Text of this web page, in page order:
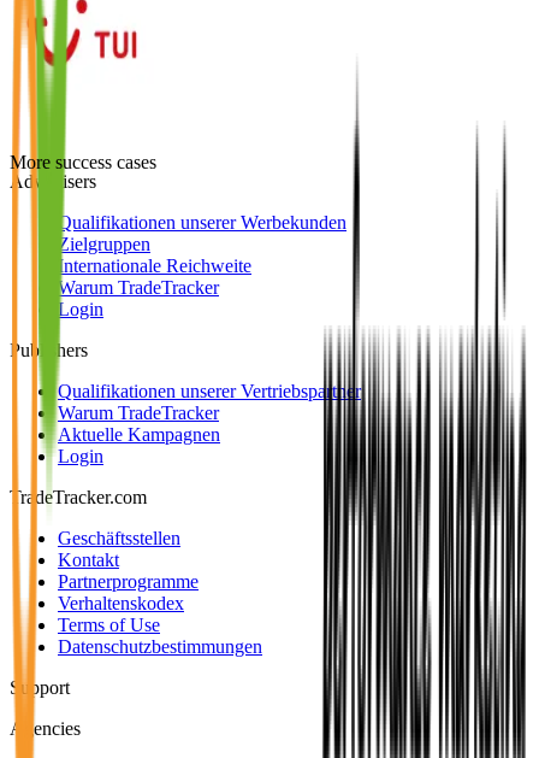
More success cases
Advertisers
Qualifikationen unserer Werbekunden
Zielgruppen
Internationale Reichweite
Warum TradeTracker
Login
Publishers
Qualifikationen unserer Vertriebspartner
Warum TradeTracker
Aktuelle Kampagnen
Login
TradeTracker.com
Geschäftsstellen
Kontakt
Partnerprogramme
Verhaltenskodex
Terms of Use
Datenschutzbestimmungen
Support
Agencies